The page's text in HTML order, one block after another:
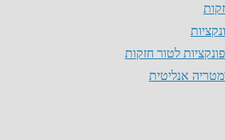
לטור חזקות
אנליטית